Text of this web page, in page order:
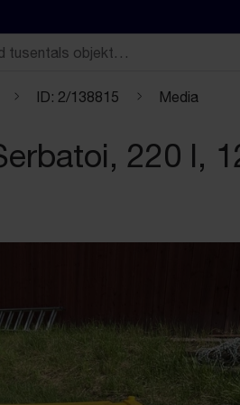
ID: 2/138815 Media
220 l,